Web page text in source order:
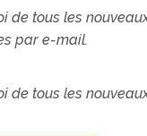
de tous les
par e-mail.
de tous les